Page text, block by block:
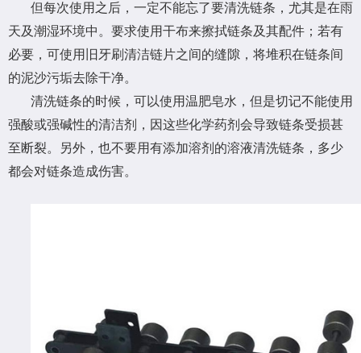
但每次使用之后，一定不能忘了要清洗链条，尤其是在雨
天及潮湿环境中。要求使用干布来擦拭链条及其配件；若有
必要，可使用旧牙刷清洁链片之间的缝隙，将堆积在链条间
的泥沙污垢去除干净。
清洗链条的时候，可以使用温肥皂水，但是切记不能使用
强酸或强碱性的清洁剂，因这些化学药剂会导致链条受损甚
至断裂。另外，也不要用有添加溶剂的溶液清洗链条，多少
都会对链条造成伤害。